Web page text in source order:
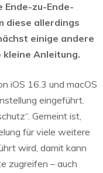
zu-Ende-
diese allerdings
einige andere
Anleitung.
iOS 16.3 und macOS
eingeführt.
Gemeint ist,
für viele weitere
wird, damit kann
zugreifen – auch